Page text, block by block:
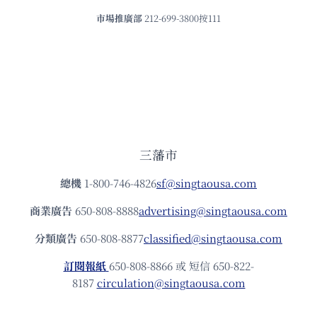
市場推廣部 212-699-3800按111
三藩市
總機 1-800-746-4826sf@singtaousa.com
商業廣告 650-808-8888advertising@singtaousa.com
分類廣告 650-808-8877classified@singtaousa.com
訂閱報紙 650-808-8866 或 短信 650-822-
8187circulation@singtaousa.com